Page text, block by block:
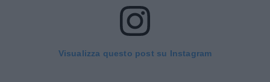
Visualizza questo post su Instagram